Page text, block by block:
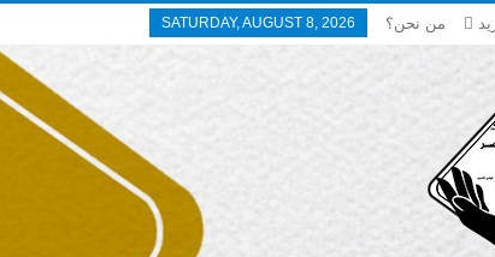
SATURDAY, AUGUST 8, 2026 من نحن؟